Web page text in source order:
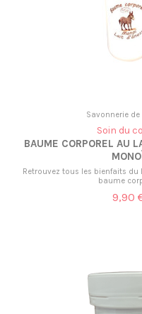
Savonnerie
Soin du
BAUME CORPOREL AU
Retrouvez tous les bienfaits du
baume
9,90